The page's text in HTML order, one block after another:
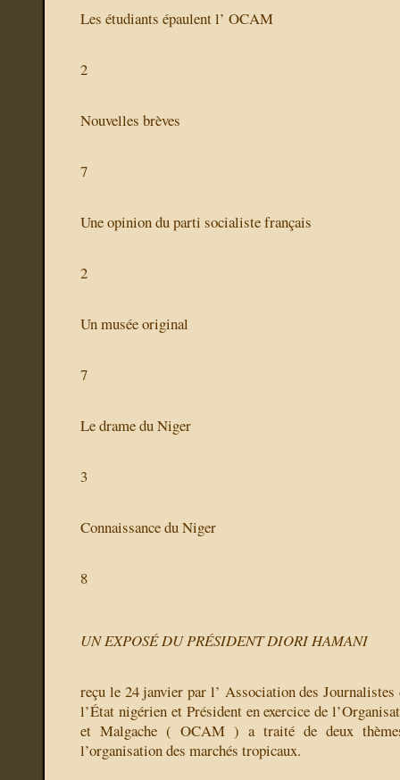
Les étudiants épaulent l’ OCAM
2
Nouvelles brèves
7
Une opinion du parti socialiste français
2
Un musée original
7
Le drame du Niger
3
Connaissance du Niger
8
UN EXPOSÉ DU PRÉSIDENT DIORI HAMANI
reçu le 24 janvier par l’ Association des
l’État nigérien et Président en exercice de
et Malgache ( OCAM ) a traité de deux
l’organisation des marchés tropicaux.